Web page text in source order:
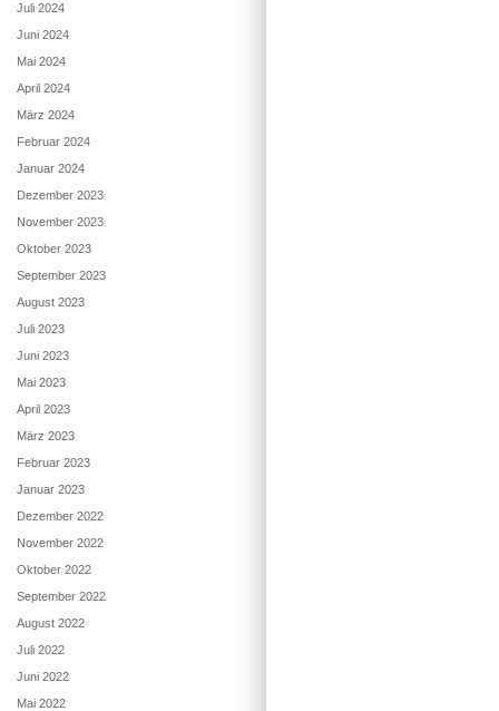
Juli 2024
Juni 2024
Mai 2024
April 2024
März 2024
Februar 2024
Januar 2024
Dezember 2023
November 2023
Oktober 2023
September 2023
August 2023
Juli 2023
Juni 2023
Mai 2023
April 2023
März 2023
Februar 2023
Januar 2023
Dezember 2022
November 2022
Oktober 2022
September 2022
August 2022
Juli 2022
Juni 2022
Mai 2022